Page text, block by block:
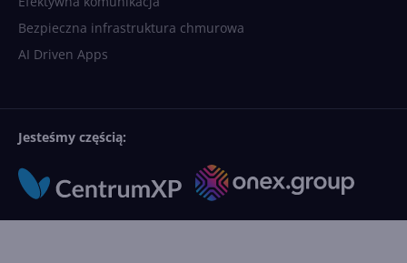
Bezpieczna infrastruktura chmurowa
AI Driven Apps
Jesteśmy częścią: